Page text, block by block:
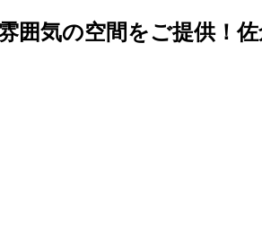
囲気の空間をご提供！佐